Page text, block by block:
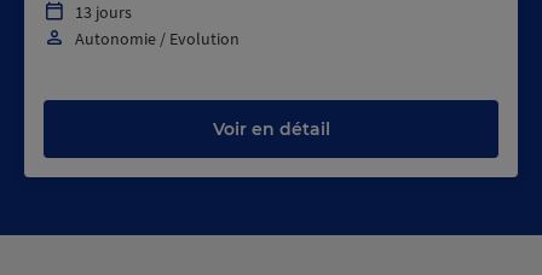
13 jours
Autonomie / Evolution
Voir en détail